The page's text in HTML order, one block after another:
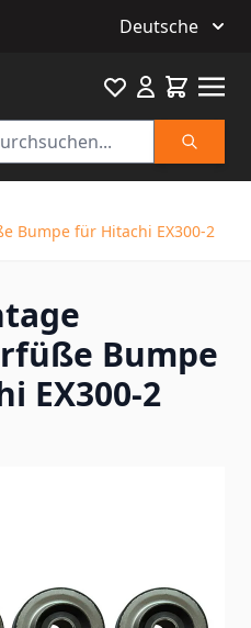
Deutsche
Suche
Favourite
Bumpe für Hitachi EX300-2
Bumpe
EX300-2